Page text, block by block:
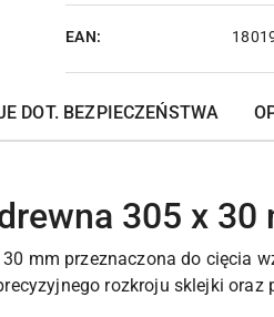
EAN:
DOT. BEZPIECZEŃSTWA
305 x 30
mm przeznaczona do cięcia
rozkroju sklejki oraz